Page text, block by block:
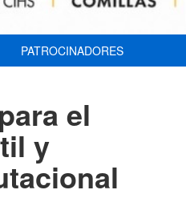
PATROCINADORES
el
y